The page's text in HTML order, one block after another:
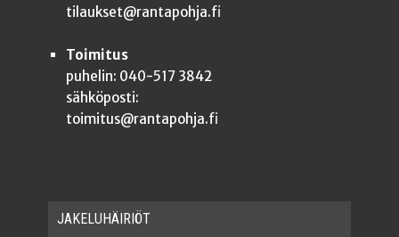
tilaukset@rantapohja.fi
Toimitus
puhelin: 040-517 3842
sähköposti:
toimitus@rantapohja.fi
JAKE­LU­HÄI­RIÖT